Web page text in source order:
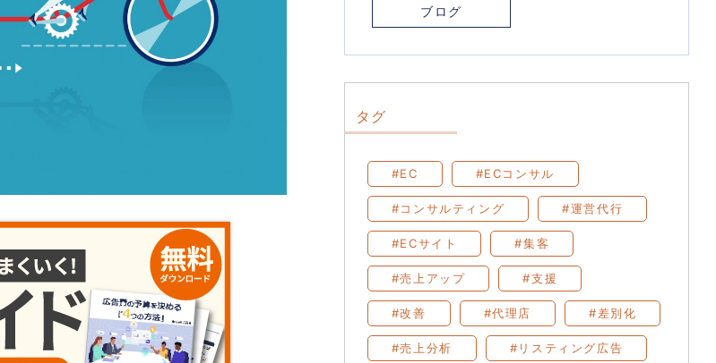
ブログ
タグ
#EC #ECコンサル
#コンサルティング #運営代行
#ECサイト #集客
#売上アップ #支援
#改善 #代理店 #差別化
#売上分析 #リスティング広告